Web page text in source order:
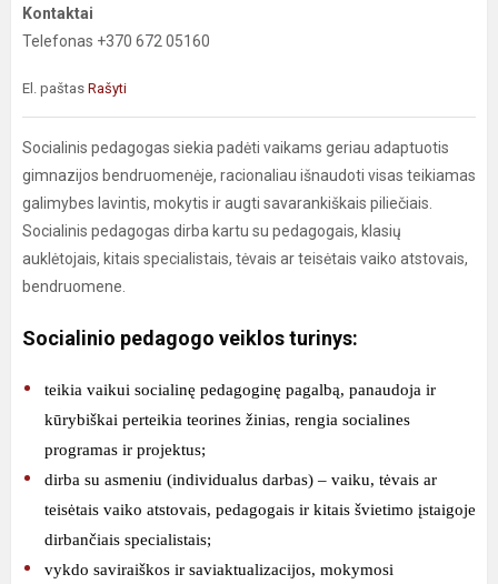
Kontaktai
Telefonas +370 672 05160
El. paštas Rašyti
Socialinis pedagogas siekia padėti vaikams geriau adaptuotis
gimnazijos bendruomenėje, racionaliau išnaudoti visas teikiamas
galimybes lavintis, mokytis ir augti savarankiškais piliečiais.
Socialinis pedagogas dirba kartu su pedagogais, klasių
auklėtojais, kitais specialistais, tėvais ar teisėtais vaiko atstovais,
bendruomene.
Socialinio pedagogo veiklos turinys:
teikia vaikui socialinę pedagoginę pagalbą, panaudoja ir
kūrybiškai perteikia teorines žinias, rengia socialines
programas ir projektus;
dirba su asmeniu (individualus darbas) – vaiku, tėvais ar
teisėtais vaiko atstovais, pedagogais ir kitais švietimo įstaigoje
dirbančiais specialistais;
vykdo saviraiškos ir saviaktualizacijos, mokymosi